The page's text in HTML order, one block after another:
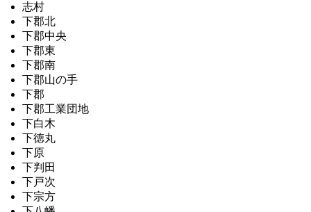
志村
下郡北
下郡中央
下郡東
下郡南
下郡山の手
下郡
下郡工業団地
下白木
下徳丸
下原
下判田
下戸次
下宗方